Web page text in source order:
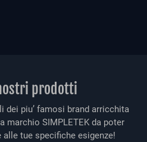
prodotti
dei piu’ famosi brand arricchita
marchio SIMPLETEK da poter
alle tue specifiche esigenze!